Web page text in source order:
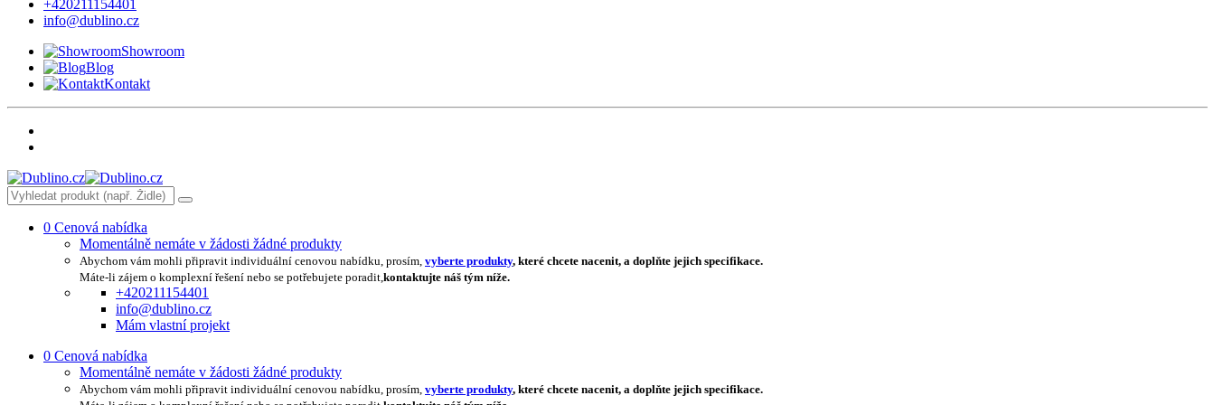
+420211154401
info@dublino.cz
Showroom
Blog
Kontakt
0 Cenová nabídka
Momentálně nemáte v žádosti žádné produkty
Abychom vám mohli připravit individuální cenovou nabídku, prosím, vyberte produkty, které chcete nacenit, a doplňte jejich specifikace.
Máte-li zájem o komplexní řešení nebo se potřebujete poradit,kontaktujte náš tým níže.
+420211154401
info@dublino.cz
Mám vlastní projekt
0 Cenová nabídka
Momentálně nemáte v žádosti žádné produkty
Abychom vám mohli připravit individuální cenovou nabídku, prosím, vyberte produkty, které chcete nacenit, a doplňte jejich specifikace.